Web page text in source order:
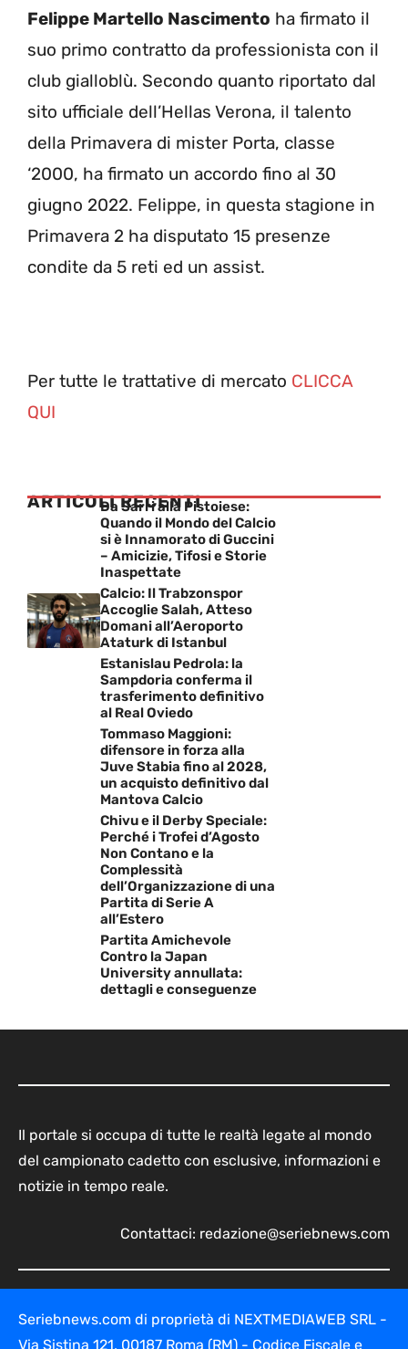
Felippe Martello Nascimento ha firmato il
suo primo contratto da professionista con il
club gialloblù. Secondo quanto riportato dal
sito ufficiale dell’Hellas Verona, il talento
della Primavera di mister Porta, classe
‘2000, ha firmato un accordo fino al 30
giugno 2022. Felippe, in questa stagione in
Primavera 2 ha disputato 15 presenze
condite da 5 reti ed un assist.
Per tutte le trattative di mercato CLICCA
QUI
ARTICOLI RECENTI
Da Sarri alla Pistoiese:
Quando il Mondo del Calcio
si è Innamorato di Guccini
– Amicizie, Tifosi e Storie
Inaspettate
Calcio: Il Trabzonspor
Accoglie Salah, Atteso
Domani all’Aeroporto
Ataturk di Istanbul
Estanislau Pedrola: la
Sampdoria conferma il
trasferimento definitivo
al Real Oviedo
Tommaso Maggioni:
difensore in forza alla
Juve Stabia fino al 2028,
un acquisto definitivo dal
Mantova Calcio
Chivu e il Derby Speciale:
Perché i Trofei d’Agosto
Non Contano e la
Complessità
dell’Organizzazione di una
Partita di Serie A
all’Estero
Partita Amichevole
Contro la Japan
University annullata:
dettagli e conseguenze
Il portale si occupa di tutte le realtà legate al mondo
del campionato cadetto con esclusive, informazioni e
notizie in tempo reale.
Contattaci: redazione@seriebnews.com
Seriebnews.com di proprietà di NEXTMEDIAWEB SRL -
Via Sistina 121, 00187 Roma (RM) - Codice Fiscale e